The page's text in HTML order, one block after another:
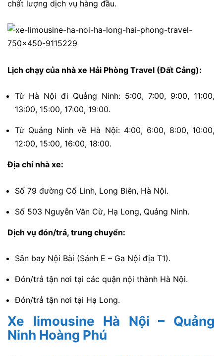
chất lượng dịch vụ hàng đầu.
Lịch chạy của nhà xe Hải Phòng Travel (Đất Cảng):
Từ Hà Nội đi Quảng Ninh: 5:00, 7:00, 9:00, 11:00,
13:00, 15:00, 17:00, 19:00.
Từ Quảng Ninh về Hà Nội: 4:00, 6:00, 8:00, 10:00,
12:00, 15:00, 16:00, 18:00.
Địa chỉ nhà xe:
Số 79 đường Cổ Linh, Long Biên, Hà Nội.
Số 503 Nguyễn Văn Cừ, Hạ Long, Quảng Ninh.
Dịch vụ đón/trả, trung chuyển:
Sân bay Nội Bài (Sảnh E – Ga Nội địa T1).
Đón/trả tận nơi tại các quận nội thành Hà Nội.
Đón/trả tận nơi tại Hạ Long.
Xe limousine Hà Nội – Quảng
Ninh Hoàng Phú